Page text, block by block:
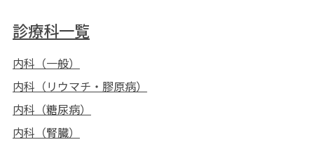
診療科一覧
内科（一般）
内科（リウマチ・膠原病）
内科（糖尿病）
内科（腎臓）